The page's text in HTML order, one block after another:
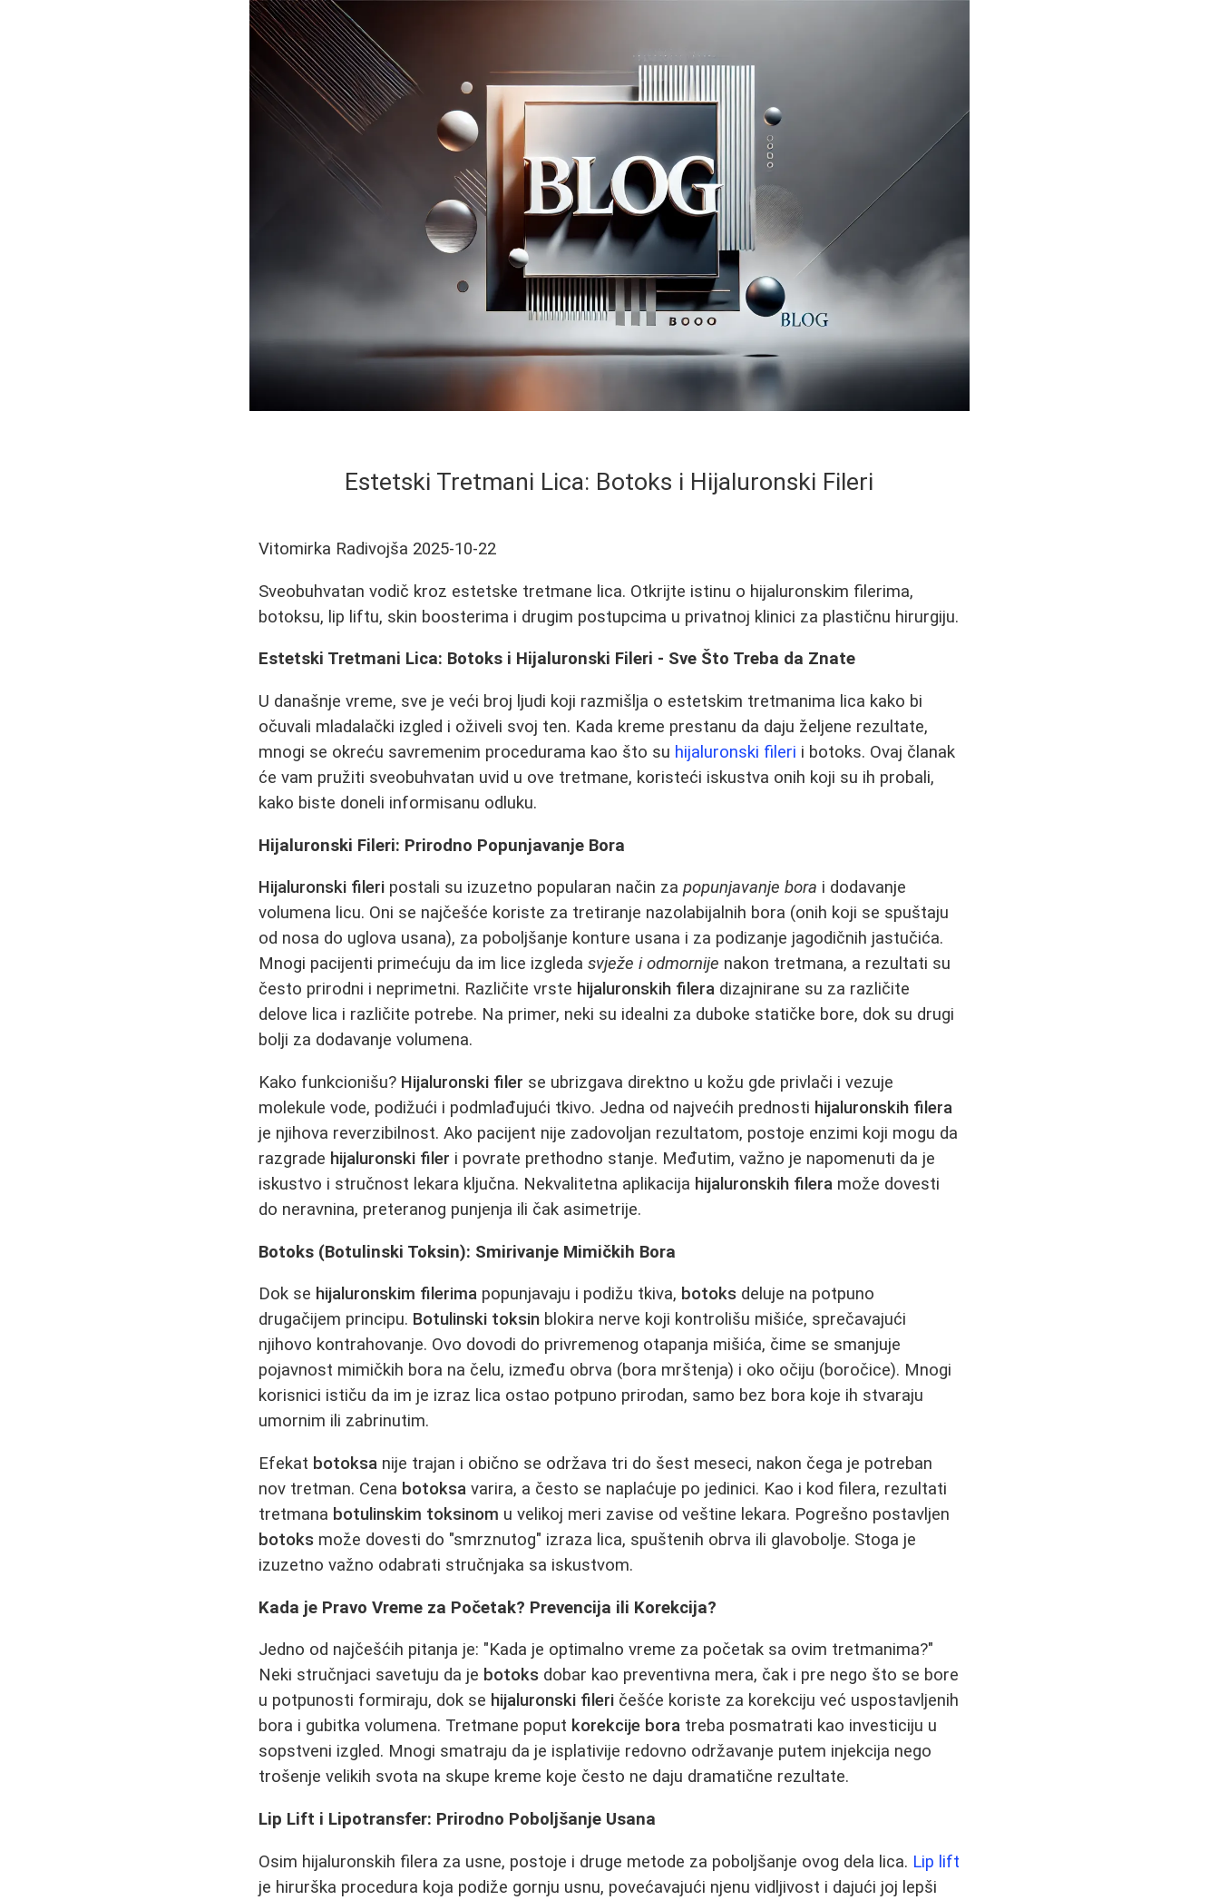
Estetski Tretmani Lica: Botoks i Hijaluronski Fileri
Vitomirka Radivojša 2025-10-22
Sveobuhvatan vodič kroz estetske tretmane lica. Otkrijte istinu o hijaluronskim filerima,
botoksu, lip liftu, skin boosterima i drugim postupcima u privatnoj klinici za plastičnu hirurgiju.
Estetski Tretmani Lica: Botoks i Hijaluronski Fileri - Sve Što Treba da Znate
U današnje vreme, sve je veći broj ljudi koji razmišlja o estetskim tretmanima lica kako bi
očuvali mladalački izgled i oživeli svoj ten. Kada kreme prestanu da daju željene rezultate,
mnogi se okreću savremenim procedurama kao što su hijaluronski fileri i botoks. Ovaj članak
će vam pružiti sveobuhvatan uvid u ove tretmane, koristeći iskustva onih koji su ih probali,
kako biste doneli informisanu odluku.
Hijaluronski Fileri: Prirodno Popunjavanje Bora
Hijaluronski fileri postali su izuzetno popularan način zapopunjavanje bora i dodavanje
volumena licu. Oni se najčešće koriste za tretiranje nazolabijalnih bora (onih koji se spuštaju
od nosa do uglova usana), za poboljšanje konture usana i za podizanje jagodičnih jastučića.
Mnogi pacijenti primećuju da im lice izgledasvježe i odmornije nakon tretmana, a rezultati su
često prirodni i neprimetni. Različite vrste hijaluronskih filera dizajnirane su za različite
delove lica i različite potrebe. Na primer, neki su idealni za duboke statičke bore, dok su drugi
bolji za dodavanje volumena.
Kako funkcionišu? Hijaluronski filer se ubrizgava direktno u kožu gde privlači i vezuje
molekule vode, podižući i podmlađujući tkivo. Jedna od najvećih prednosti hijaluronskih filera
je njihova reverzibilnost. Ako pacijent nije zadovoljan rezultatom, postoje enzimi koji mogu da
razgrade hijaluronski filer i povrate prethodno stanje. Međutim, važno je napomenuti da je
iskustvo i stručnost lekara ključna. Nekvalitetna aplikacija hijaluronskih filera može dovesti
do neravnina, preteranog punjenja ili čak asimetrije.
Botoks (Botulinski Toksin): Smirivanje Mimičkih Bora
Dok se hijaluronskim filerima popunjavaju i podižu tkiva, botoks deluje na potpuno
drugačijem principu. Botulinski toksin blokira nerve koji kontrolišu mišiće, sprečavajući
njihovo kontrahovanje. Ovo dovodi do privremenog otapanja mišića, čime se smanjuje
pojavnost mimičkih bora na čelu, između obrva (bora mrštenja) i oko očiju (boročice). Mnogi
korisnici ističu da im je izraz lica ostao potpuno prirodan, samo bez bora koje ih stvaraju
umornim ili zabrinutim.
Efekat botoksa nije trajan i obično se održava tri do šest meseci, nakon čega je potreban
nov tretman. Cena botoksa varira, a često se naplaćuje po jedinici. Kao i kod filera, rezultati
tretmana botulinskim toksinom u velikoj meri zavise od veštine lekara. Pogrešno postavljen
botoks može dovesti do "smrznutog" izraza lica, spuštenih obrva ili glavobolje. Stoga je
izuzetno važno odabrati stručnjaka sa iskustvom.
Kada je Pravo Vreme za Početak? Prevencija ili Korekcija?
Jedno od najčešćih pitanja je: "Kada je optimalno vreme za početak sa ovim tretmanima?"
Neki stručnjaci savetuju da je botoks dobar kao preventivna mera, čak i pre nego što se bore
u potpunosti formiraju, dok se hijaluronski fileri češće koriste za korekciju već uspostavljenih
bora i gubitka volumena. Tretmane poput korekcije bora treba posmatrati kao investiciju u
sopstveni izgled. Mnogi smatraju da je isplativije redovno održavanje putem injekcija nego
trošenje velikih svota na skupe kreme koje često ne daju dramatične rezultate.
Lip Lift i Lipotransfer: Prirodno Poboljšanje Usana
Osim hijaluronskih filera za usne, postoje i druge metode za poboljšanje ovog dela lica. Lip lift
je hirurška procedura koja podiže gornju usnu, povećavajući njenu vidljivost i dajući joj lepši